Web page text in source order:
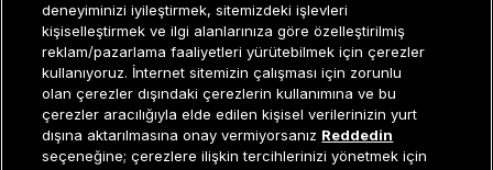
Müşteri İlişkileri0 850 800 01 20
ERKEK KATEGORILER
deneyiminizi iyileştirmek, sitemizdeki işlevleri
kişiselleştirmek ve ilgi alanlarınıza göre özelleştirilmiş
reklam/pazarlama faaliyetleri yürütebilmek için çerezler
kullanıyoruz. İnternet sitemizin çalışması için zorunlu
olan çerezler dışındaki çerezlerin kullanımına ve bu
çerezler aracılığıyla elde edilen kişisel verilerinizin yurt
dışına aktarılmasına onay vermiyorsanız Reddedin
seçeneğine; çerezlere ilişkin tercihlerinizi yönetmek için